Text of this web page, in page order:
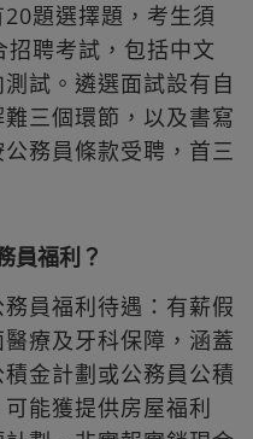
題選擇題，考生須
聘考試，包括中文
試。遴選面試設有自
三個環節，以及書寫
務員條款受聘，首三
員福利？
員福利待遇：有薪假
療及牙科保障，涵蓋
金計劃或公務員公積
能獲提供房屋福利